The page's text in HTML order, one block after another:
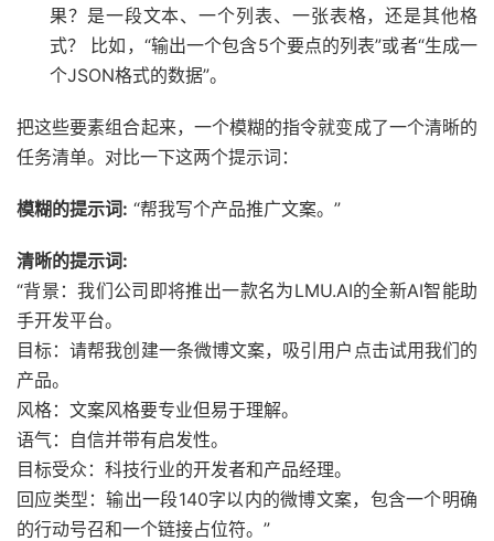
果？是一段文本、一个列表、一张表格，还是其他格
式？ 比如，“输出一个包含5个要点的列表”或者“生成一
个JSON格式的数据”。
把这些要素组合起来，一个模糊的指令就变成了一个清晰的
任务清单。对比一下这两个提示词：
模糊的提示词: “帮我写个产品推广文案。”
清晰的提示词:
“背景：我们公司即将推出一款名为LMU.AI的全新AI智能助
手开发平台。
目标：请帮我创建一条微博文案，吸引用户点击试用我们的
产品。
风格：文案风格要专业但易于理解。
语气：自信并带有启发性。
目标受众：科技行业的开发者和产品经理。
回应类型：输出一段140字以内的微博文案，包含一个明确
的行动号召和一个链接占位符。”